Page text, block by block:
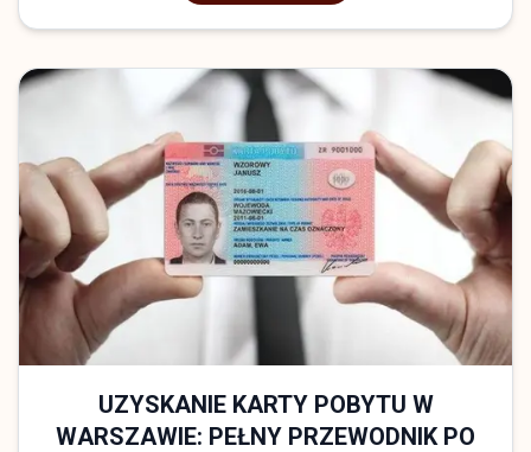
UZYSKANIE KARTY POBYTU W
WARSZAWIE: PEŁNY PRZEWODNIK PO